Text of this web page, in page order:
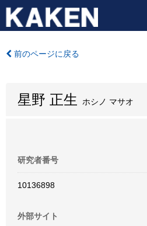
前のページに戻る
星野 正生 ホシノ マサオ
研究者番号
10136898
外部サイト